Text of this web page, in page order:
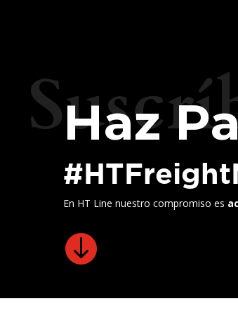
Haz
En HT Line nuestro compromiso es
